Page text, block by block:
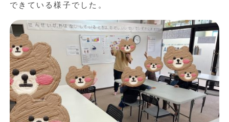
できている様子でした。